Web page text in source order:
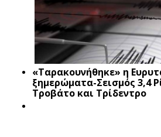
«Ταρακουνήθηκε» η
ξημερώματα-Σεισμός 3,4
Τροβάτο και Τρίδεντρο